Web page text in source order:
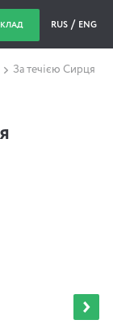
RUS ENG
За течією Сирця